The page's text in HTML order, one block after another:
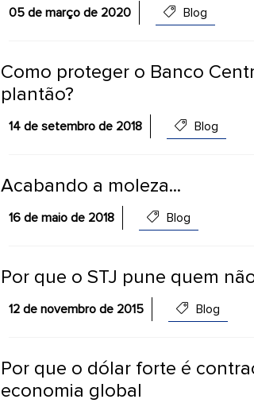
05 de março de 2020 Blog
Como proteger o Banco
plantão?
14 de setembro de 2018 Blog
Acabando a moleza...
16 de maio de 2018 Blog
Por que o STJ pune quem
12 de novembro de 2015 Blog
Por que o dólar forte é
economia global